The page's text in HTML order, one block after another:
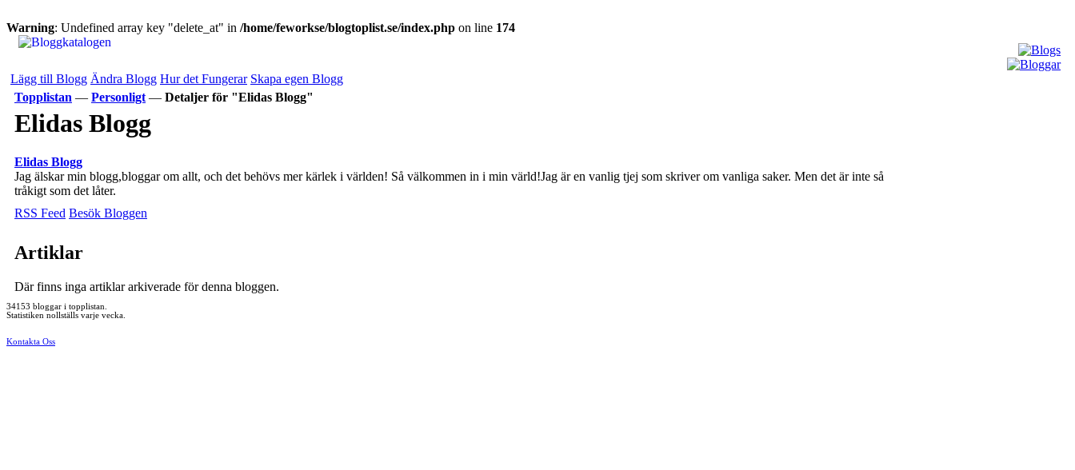
Warning: Undefined array key "delete_at" in /home/feworkse/blogtoplist.se/index.php on line 174
Lägg till Blogg Ändra Blogg Hur det Fungerar Skapa egen Blogg
Topplistan — Personligt — Detaljer för "Elidas Blogg"
Elidas Blogg
Elidas Blogg
Jag älskar min blogg,bloggar om allt, och det behövs mer kärlek i världen! Så välkommen in i min värld!Jag är en vanlig tjej som skriver om vanliga saker. Men det är inte så
tråkigt som det låter.
RSS Feed Besök Bloggen
Artiklar
Där finns inga artiklar arkiverade för denna bloggen.
34153 bloggar i topplistan.
Statistiken nollställs varje vecka.
Kontakta Oss